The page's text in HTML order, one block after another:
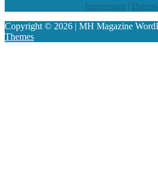
Impressum |
Copyright © 2026 | MH Magazine
Themes